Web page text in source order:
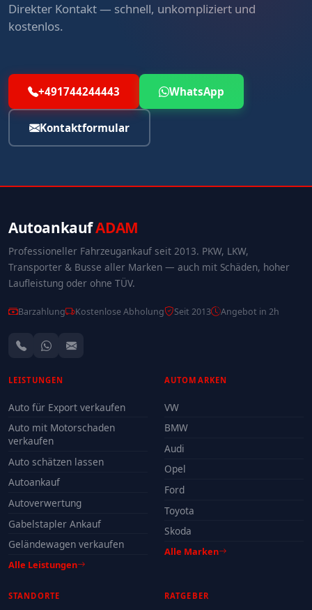
Direkter Kontakt — schnell, unkompliziert und
kostenlos.
+491744244443 WhatsApp
Kontaktformular
AutoankaufADAM
Professioneller Fahrzeugankauf seit 2013. PKW, LKW,
Transporter & Busse aller Marken — auch mit Schäden, hoher
Laufleistung oder ohne TÜV.
Barzahlung Kostenlose Abholung Seit 2013 Angebot in 2h
LEISTUNGEN
Auto für Export verkaufen
Auto mit Motorschaden
verkaufen
Auto schätzen lassen
Autoankauf
Autoverwertung
Gabelstapler Ankauf
Geländewagen verkaufen
Alle Leistungen
AUTOMARKEN
VW
BMW
Audi
Opel
Ford
Toyota
Skoda
Alle Marken
STANDORTE RATGEBER